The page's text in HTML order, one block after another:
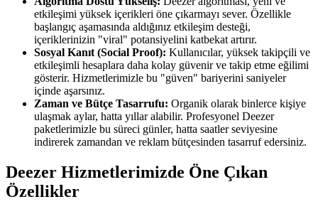
etkileşimi yüksek içerikleri öne çıkarmayı sever. Özellikle
başlangıç aşamasında aldığınız etkileşim desteği,
içeriklerinizin "viral" potansiyelini katbekat artırır.
Sosyal Kanıt (Social Proof): Kullanıcılar, yüksek takipçili ve
etkileşimli hesaplara daha kolay güvenir ve takip etme eğilimi
gösterir. Hizmetlerimizle bu "güven" bariyerini saniyeler
içinde aşarsınız.
Zaman ve Bütçe Tasarrufu: Organik olarak binlerce kişiye
ulaşmak aylar, hatta yıllar alabilir. Profesyonel Deezer
paketlerimizle bu süreci günler, hatta saatler seviyesine
indirerek zamandan ve reklam bütçesinden tasarruf edersiniz.
Deezer Hizmetlerimizde Öne Çıkan
Özellikler